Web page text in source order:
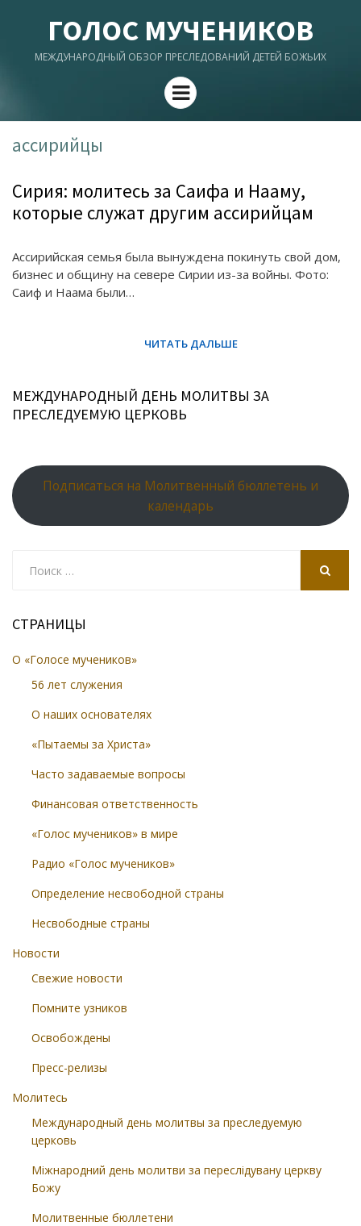
ГОЛОС МУЧЕНИКОВ
МЕЖДУНАРОДНЫЙ ОБЗОР ПРЕСЛЕДОВАНИЙ ДЕТЕЙ БОЖЬИХ
Menu
ассирийцы
Сирия: молитесь за Саифа и Нааму,
которые служат другим ассирийцам
Ассирийская семья была вынуждена покинуть свой дом,
бизнес и общину на севере Сирии из-за войны. Фото:
Саиф и Наама были…
МЕЖДУНАРОДНЫЙ ДЕНЬ МОЛИТВЫ ЗА
ПРЕСЛЕДУЕМУЮ ЦЕРКОВЬ
Подписаться на Молитвенный бюллетень и
календарь
СТРАНИЦЫ
О «Голосе мучеников»
56 лет служения
О наших основателях
«Пытаемы за Христа»
Часто задаваемые вопросы
Финансовая ответственность
«Голос мучеников» в мире
Радио «Голос мучеников»
Определение несвободной страны
Несвободные страны
Новости
Свежие новости
Помните узников
Освобождены
Пресс-релизы
Молитесь
Международный день молитвы за преследуемую
церковь
Міжнародний день молитви за переслідувану церкву
Божу
Молитвенные бюллетени